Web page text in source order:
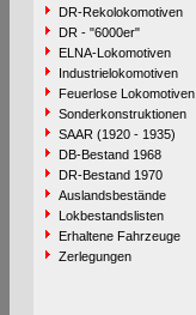
DR-Rekolokomotiven
DR - "6000er"
ELNA-Lokomotiven
Industrielokomotiven
Feuerlose Lokomotiven
Sonderkonstruktionen
SAAR (1920 - 1935)
DB-Bestand 1968
DR-Bestand 1970
Auslandsbestände
Lokbestandslisten
Erhaltene Fahrzeuge
Zerlegungen